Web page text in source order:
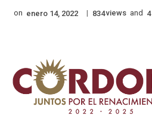
on enero 14, 2022 | 834views and 4